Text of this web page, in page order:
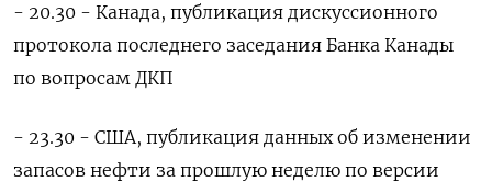
- 20.30 - Канада, публикация дискуссионного
протокола последнего заседания Банка Канады
по вопросам ДКП
- 23.30 - США, публикация данных об изменении
запасов нефти за прошлую неделю по версии